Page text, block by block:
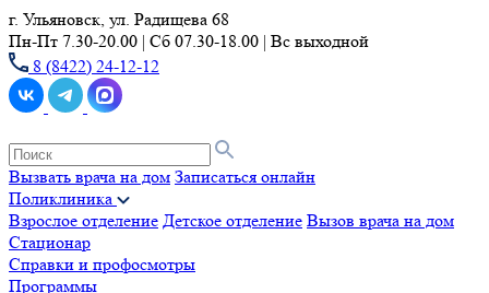
г. Ульяновск, ул. Радищева 68
Пн-Пт 7.30-20.00 | Сб 07.30-18.00 | Вс выходной
8 (8422) 24-12-12
Вызвать врача на дом Записаться онлайн
Поликлиника
Взрослое отделение Детское отделение Вызов врача на дом
Стационар
Справки и профосмотры
Программы